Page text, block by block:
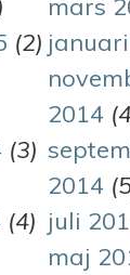
mars
(2)
2014
(3)
2014
(4) juli
maj